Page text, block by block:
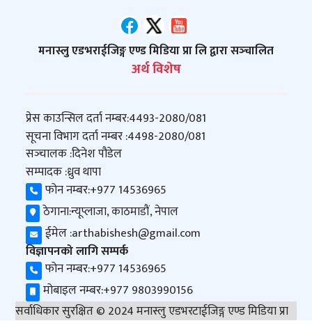
मनास्लु एडभराईजिङ्ग एण्ड मिडिया प्रा लि द्वारा सञ्‍चालित
अर्थ विशेष
प्रेस काउन्सिल दर्ता नम्बर:4493-2080/081
सूचना विभाग दर्ता नम्बर :4498-2080/081
सञ्‍चालक :दिनेश पौडेल
सम्पादक :ध्रुव थापा
फोन नम्बर:+977 14536965
ठेगाना:न्यूप्लाजा, काठमाडौं, नेपाल
ईमेल :arthabishesh@gmail.com
विज्ञापनको लागि सम्पर्क
फोन नम्बर:+977 14536965
मोबाइल नम्बर:+977 9803990156
सर्वाधिकार सुरक्षित © 2024 मनास्लु एडभरटाईजिङ्ग एण्ड मिडिया प्रा